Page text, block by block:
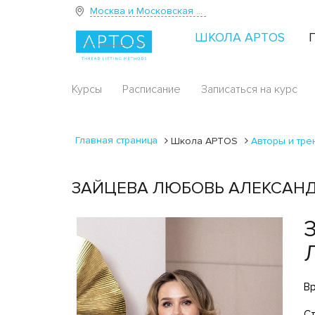
Москва и Московская область
ШКОЛА APTOS
Курсы Расписание Записаться на курс
Главная страница Школа APTOS Авторы и
ЗАЙЦЕВА ЛЮБОВЬ